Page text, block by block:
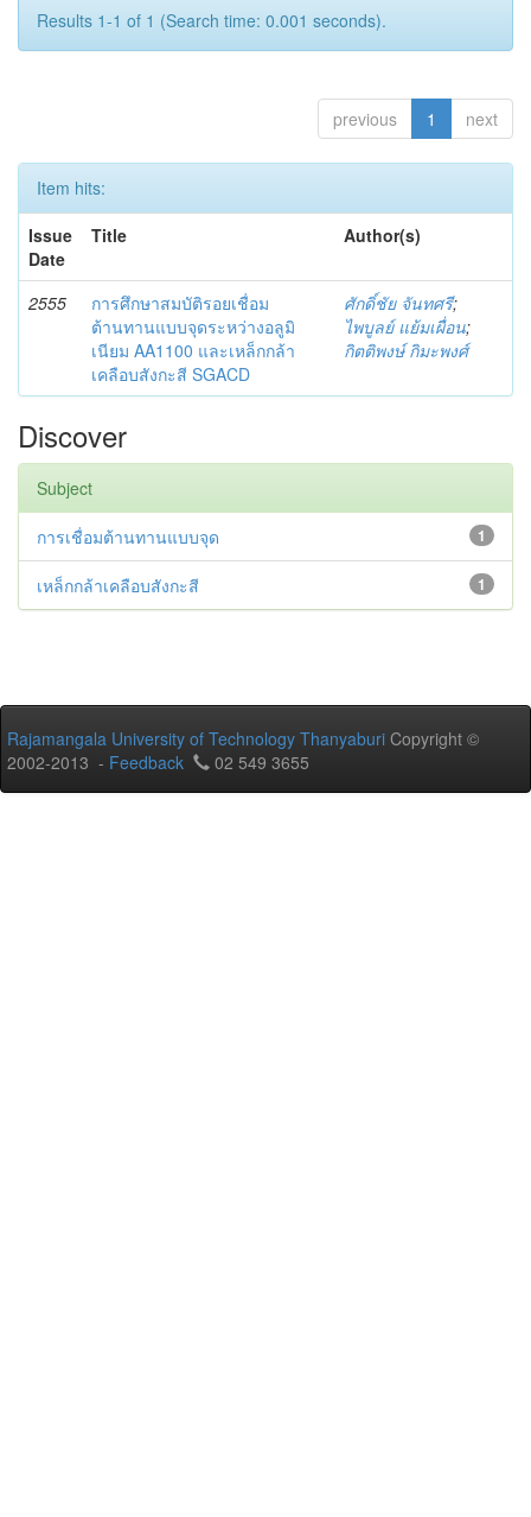
Results 1-1 of 1 (Search time: 0.001 seconds).
previous 1 next
Item hits:
Issue
Date
Title Author(s)
2555
การศึกษาสมบัติรอยเชื่อม
ต้านทานแบบจุดระหว่างอลูมิ
เนียม AA1100 และเหล็กกล้า
เคลือบสังกะสี SGACD
ศักดิ์ชัย จันทศรี;
ไพบูลย์ แย้มเผื่อน;
กิตติพงษ์ กิมะพงศ์
Discover
Subject
1
การเชื่อมต้านทานแบบจุด
1
เหล็กกล้าเคลือบสังกะสี
Rajamangala University of Technology Thanyaburi Copyright ©
2002-2013 - Feedback 02 549 3655